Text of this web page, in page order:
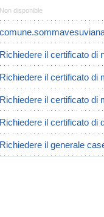
Non disponible
Richiedere il certificato di
Richiedere il certificato di
Richiedere il certificato di
Richiedere il certificato di
Richiedere il generale